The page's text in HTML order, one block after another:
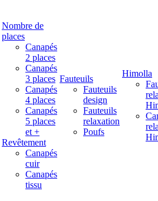
Nombre de
places
Canapés
2 places
Canapés
3 places
Canapés
4 places
Canapés
5 places
et +
Revêtement
Canapés
cuir
Canapés
tissu
Fauteuils
Fauteuils
design
Fauteuils
relaxation
Poufs
Himolla